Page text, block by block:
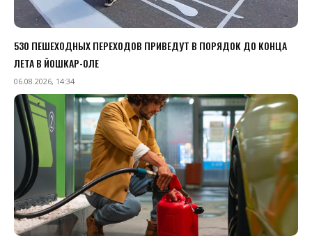
530 ПЕШЕХОДНЫХ ПЕРЕХОДОВ ПРИВЕДУТ В ПОРЯДОК ДО КОНЦА
ЛЕТА В ЙОШКАР-ОЛЕ
06.08.2026, 14:34